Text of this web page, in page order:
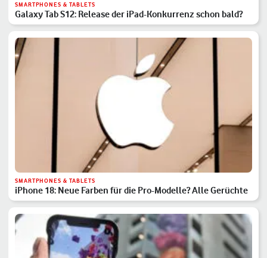
SMARTPHONES & TABLETS
Galaxy Tab S12: Release der iPad-Konkurrenz schon bald?
SMARTPHONES & TABLETS
iPhone 18: Neue Farben für die Pro-Modelle? Alle Gerüchte